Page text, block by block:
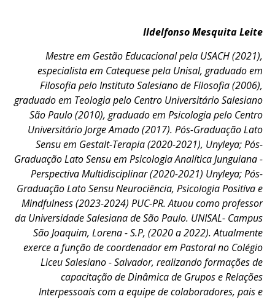
Ildelfonso Mesquita Leite
Mestre em Gestão Educacional pela USACH (2021),
especialista em Catequese pela Unisal, graduado em
Filosofia pelo Instituto Salesiano de Filosofia (2006),
graduado em Teologia pelo Centro Universitário Salesiano
São Paulo (2010), graduado em Psicologia pelo Centro
Universitário Jorge Amado (2017). Pós-Graduação Lato
Sensu em Gestalt-Terapia (2020-2021), Unyleya; Pós-
Graduação Lato Sensu em Psicologia Analítica Junguiana -
Perspectiva Multidisciplinar (2020-2021) Unyleya; Pós-
Graduação Lato Sensu Neurociência, Psicologia Positiva e
Mindfulness (2023-2024) PUC-PR. Atuou como professor
da Universidade Salesiana de São Paulo. UNISAL- Campus
São Joaquim, Lorena - S.P, (2020 a 2022). Atualmente
exerce a função de coordenador em Pastoral no Colégio
Liceu Salesiano - Salvador, realizando formações de
capacitação de Dinâmica de Grupos e Relações
Interpessoais com a equipe de colaboradores, pais e